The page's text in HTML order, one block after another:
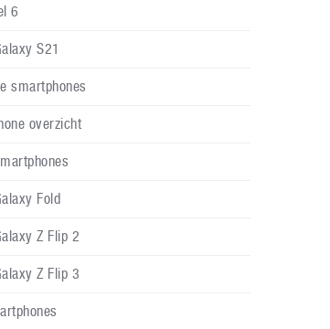
6
S21
smartphones
overzicht
Fold
Z Flip 2
Z Flip 3